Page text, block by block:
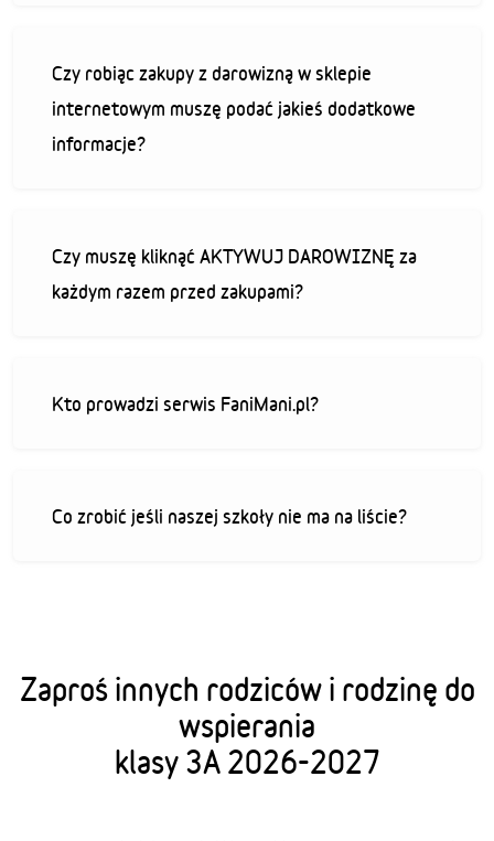
Czy robiąc zakupy z darowizną w sklepie
internetowym muszę podać jakieś dodatkowe
informacje?
Czy muszę kliknąć AKTYWUJ DAROWIZNĘ za
każdym razem przed zakupami?
Kto prowadzi serwis FaniMani.pl?
Co zrobić jeśli naszej szkoły nie ma na liście?
Zaproś innych rodziców i rodzinę do
wspierania
klasy 3A 2026-2027